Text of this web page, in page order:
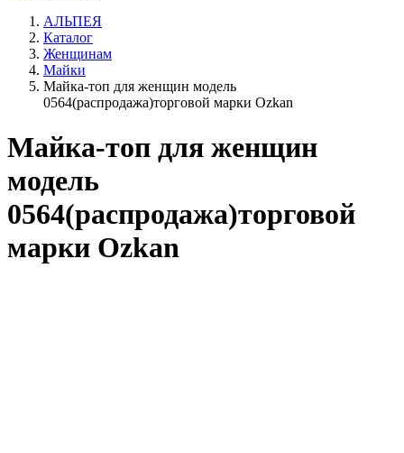
АЛЬПЕЯ
Каталог
Женщинам
Майки
Майка-топ для женщин модель
0564(распродажа)торговой марки Ozkan
Майка-топ для женщин
модель
0564(распродажа)торговой
марки Ozkan